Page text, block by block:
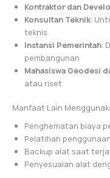
Kontraktor dan
Konsultan Teknik:
teknis
Instansi Pemerintah:
pembangunan
Mahasiswa Geodesi
atau riset
Manfaat Lain
Penghematan biaya
Pelatihan
Backup alat saat
Penyesuaian alat